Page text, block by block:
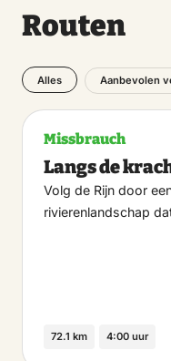
Routen
Alles Aanbevolen
Missbrauch
Langs de
Volg de Rijn door
rivierenlandschap
72.1 km 4:00 uur